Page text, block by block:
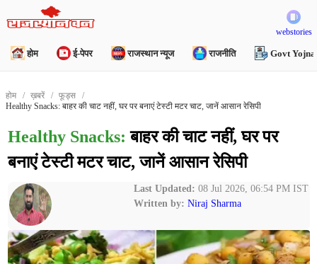
webstories
होम ई-पेपर राजस्थान न्यूज राजनीति Govt Yojna
होम ख़बरें
फूड्स
Healthy Snacks: बाहर की चाट नहीं, घर पर बनाएं टेस्टी मटर चाट, जानें आसान रेसिपी
Healthy Snacks: बाहर की चाट नहीं, घर पर
बनाएं टेस्टी मटर चाट, जानें आसान रेसिपी
Last Updated: 08 Jul 2026, 06:54 PM IST
Written by: Niraj Sharma